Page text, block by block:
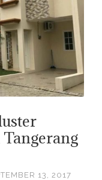
13, 2017